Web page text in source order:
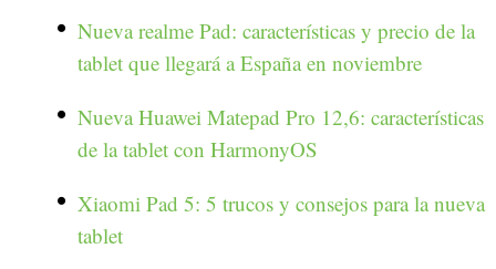
Nueva realme Pad: características y precio de la
tablet que llegará a España en noviembre
Nueva Huawei Matepad Pro 12,6: características
de la tablet con HarmonyOS
Xiaomi Pad 5: 5 trucos y consejos para la nueva
tablet